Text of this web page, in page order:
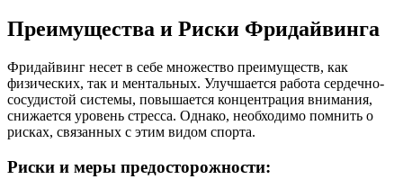
Преимущества и Риски Фридайвинга
Фридайвинг несет в себе множество преимуществ, как
физических, так и ментальных. Улучшается работа сердечно-
сосудистой системы, повышается концентрация внимания,
снижается уровень стресса. Однако, необходимо помнить о
рисках, связанных с этим видом спорта.
Риски и меры предосторожности: